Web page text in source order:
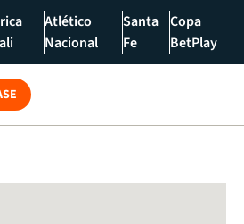
Atlético
Nacional
Santa
Fe
Copa
BetPlay